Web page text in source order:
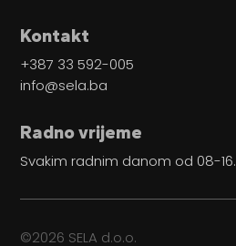
Kontakt
+387 33 592-005
ab.ales
@ofni
Radno vrijeme
Svakim radnim danom od 08-16.
©2026 SELA d.o.o.